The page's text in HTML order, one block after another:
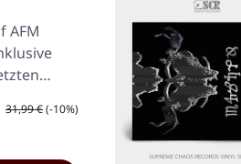
AFM
Regulärer Preis:
31,99 €(-10%)